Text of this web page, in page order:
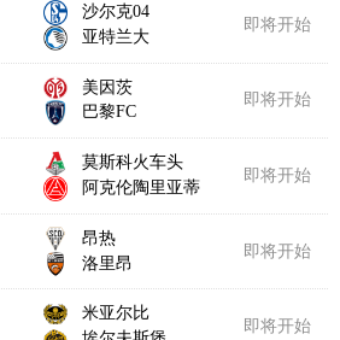
沙尔克04
亚特兰大
即将开始
美因茨
巴黎FC
即将开始
莫斯科火车头
阿克伦陶里亚蒂
即将开始
昂热
洛里昂
即将开始
米亚尔比
即将开始